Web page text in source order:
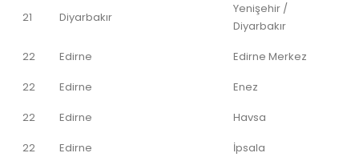
21 Diyarbakır
Yenişehir /
Diyarbakır
22
Edirne
Edirne Merkez
22
Edirne
Enez
22
Edirne
Havsa
22
Edirne
İpsala